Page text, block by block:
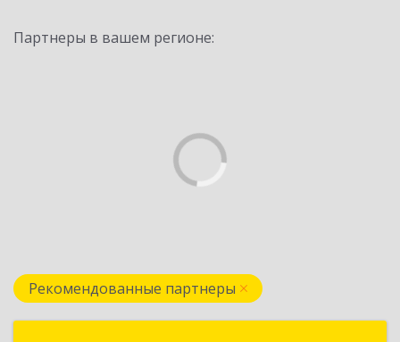
Партнеры в вашем регионе:
Рекомендованные партнеры